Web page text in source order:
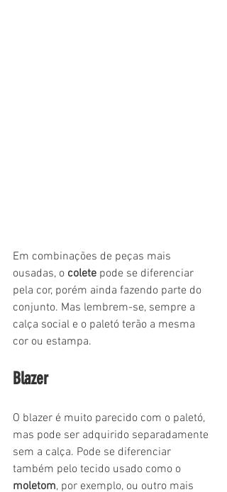
Em combinações de peças mais
ousadas, o colete pode se diferenciar
pela cor, porém ainda fazendo parte do
conjunto. Mas lembrem-se, sempre a
calça social e o paletó terão a mesma
cor ou estampa.
Blazer
O blazer é muito parecido com o paletó,
mas pode ser adquirido separadamente
sem a calça. Pode se diferenciar
também pelo tecido usado como o
moletom, por exemplo, ou outro mais